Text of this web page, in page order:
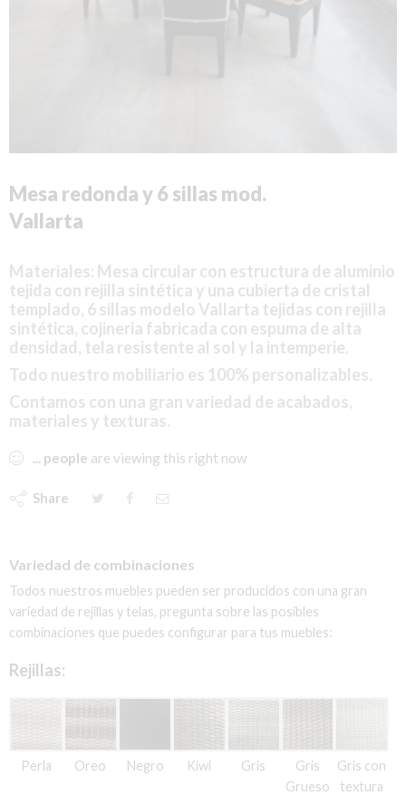
Mesa redonda y 6 sillas mod.
Vallarta
Materiales: Mesa circular con estructura de aluminio
tejida con rejilla sintética y una cubierta de cristal
templado, 6 sillas modelo Vallarta tejidas con rejilla
sintética, cojineria fabricada con espuma de alta
densidad, tela resistente al sol y la intemperie.
Todo nuestro mobiliario es 100% personalizables.
Contamos con una gran variedad de acabados,
materiales y texturas.
... people are viewing this right now
Share
Variedad de combinaciones
Todos nuestros muebles pueden ser producidos con una gran
variedad de rejillas y telas, pregunta sobre las posibles
combinaciones que puedes configurar para tus muebles:
Rejillas:
Perla Oreo Negro Kiwi Gris
Gris
Grueso
Gris con
textura